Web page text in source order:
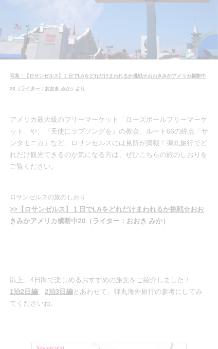
写真：【ロサンゼルス】１日でLAをどれだけまわれるか挑戦☆おおきみかアメリカ横断中
20（ライター：おおき みか）より
アメリカ最大級のフリーマーケット「ローズボールフリーマーケ
ット」や、『天使にラブソングを』の教会、ルート66の終点「サ
ンタモニカ」など、ロサンゼルスには見所が満載！弾丸旅行でど
れだけ観光できるのか気になる方は、ぜひこちらの旅のしおりを
ご覧ください。
ロサンゼルスの旅のしおり
>>【ロサンゼルス】１日でLAをどれだけまわれるか挑戦☆おお
きみかアメリカ横断中20（ライター：おおき みか）
以上、4日間で楽しめるおすすめの旅先をご紹介しました！
1泊2日編
2泊3日編とあわせて、弾丸海外旅行の参考にしてみ
てくださいね。